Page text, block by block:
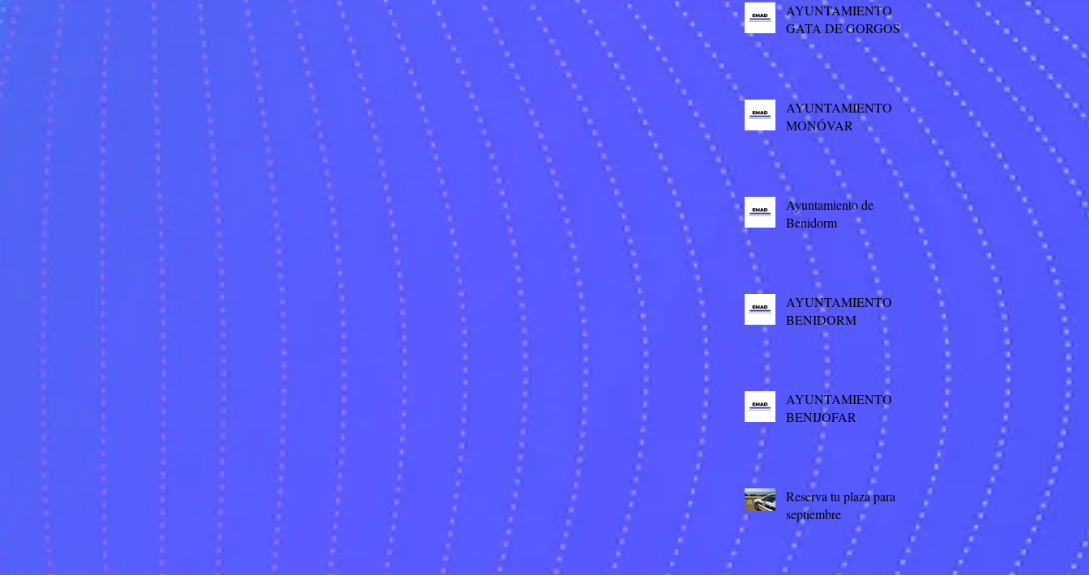
AYUNTAMIENTO
GATA DE GORGOS
AYUNTAMIENTO
MONÓVAR
Ayuntamiento de
Benidorm
AYUNTAMIENTO
BENIDORM
AYUNTAMIENTO
BENIJÓFAR
Reserva tu plaza para
septiembre